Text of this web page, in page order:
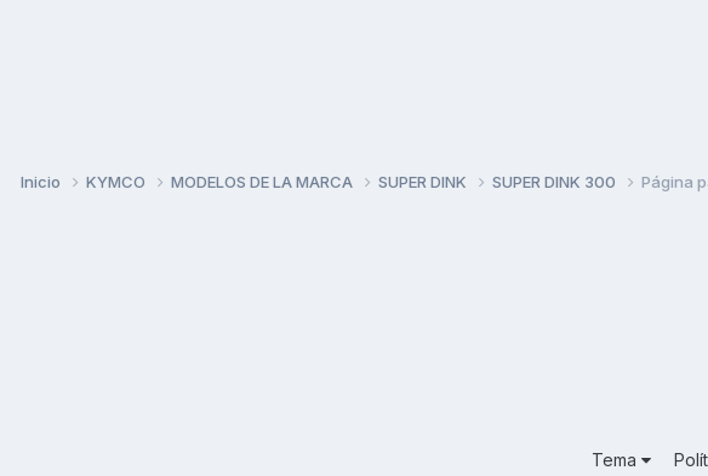
Inicio KYMCO MODELOS DE LA MARCA SUPER DINK SUPER DINK 300 Página
Tema